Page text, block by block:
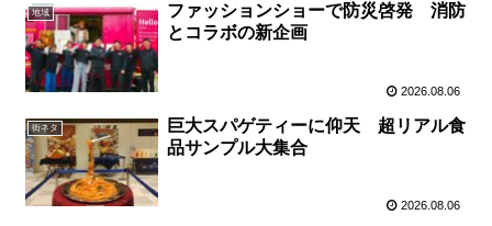
地域
ファッションショーで防災啓発 消防
とコラボの新企画
2026.08.06
街ネタ
巨大スパゲティーに仰天 超リアル食
品サンプル大集合
2026.08.06